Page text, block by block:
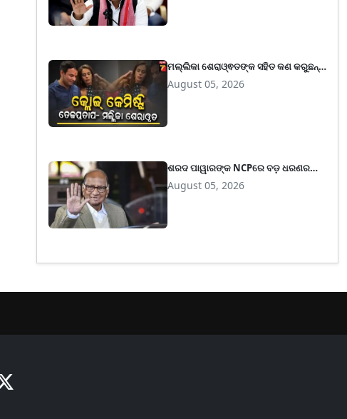
ମଲ୍ଲିକା ଶେରାଓ୍ଵତଙ୍କ ସହିତ କଣ କରୁଛନ୍ତି
ତେଜ ପ୍ରତାପ ଯାଦବ, ଲାଲୁଙ୍କ ପୁଅ
ଖେଳାଇଲେ ଚାଞ୍ଚଲ୍ୟ
August 05, 2026
ଶରଦ ପାୱାରଙ୍କ NCPରେ ବଡ଼ ଧରଣର
ଅଦଳବଦଳ, ହଟିଲେ ସବୁ ମୁଖପାତ୍ର,
ଗଣମାଧ୍ୟମରେ କହିବେ କେବଳ ୨ ଜଣ
August 05, 2026